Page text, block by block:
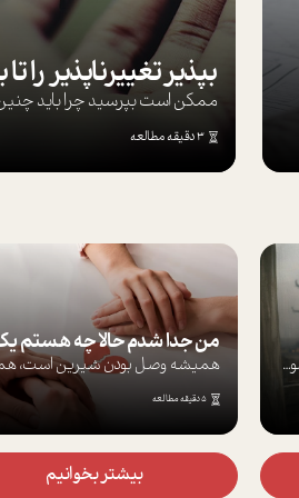
ممکن است بپرسيد چرا بايد چنين
3 دقیقه مطالعه
برخی از نکاتی که می تواند به شما در آموز...
5 دقیقه مطالعه
بیشتر بخوانیم